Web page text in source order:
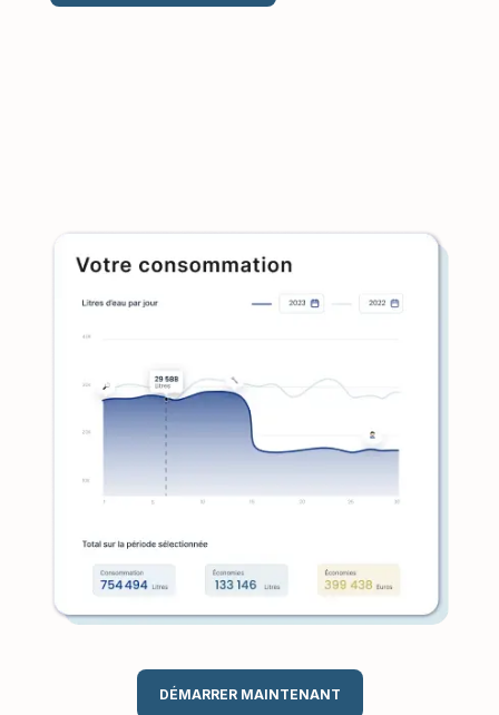
DÉMARRER MAINTENANT